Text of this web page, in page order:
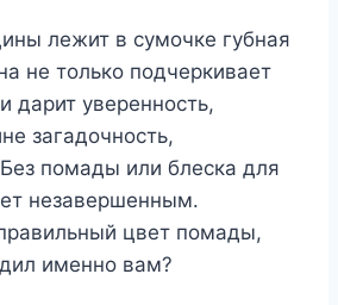
лежит в сумочке губная
не только подчеркивает
дарит уверенность,
загадочность,
Без помады или блеска для
незавершенным.
цвет помады,
именно вам?